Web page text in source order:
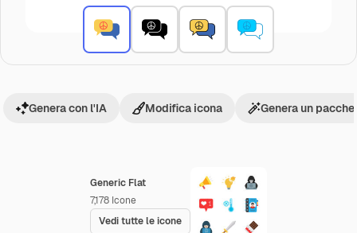
Generic Flat
7,178 Icone
Vedi tutte le icone
Genera con l'IA Modifica icona Genera un